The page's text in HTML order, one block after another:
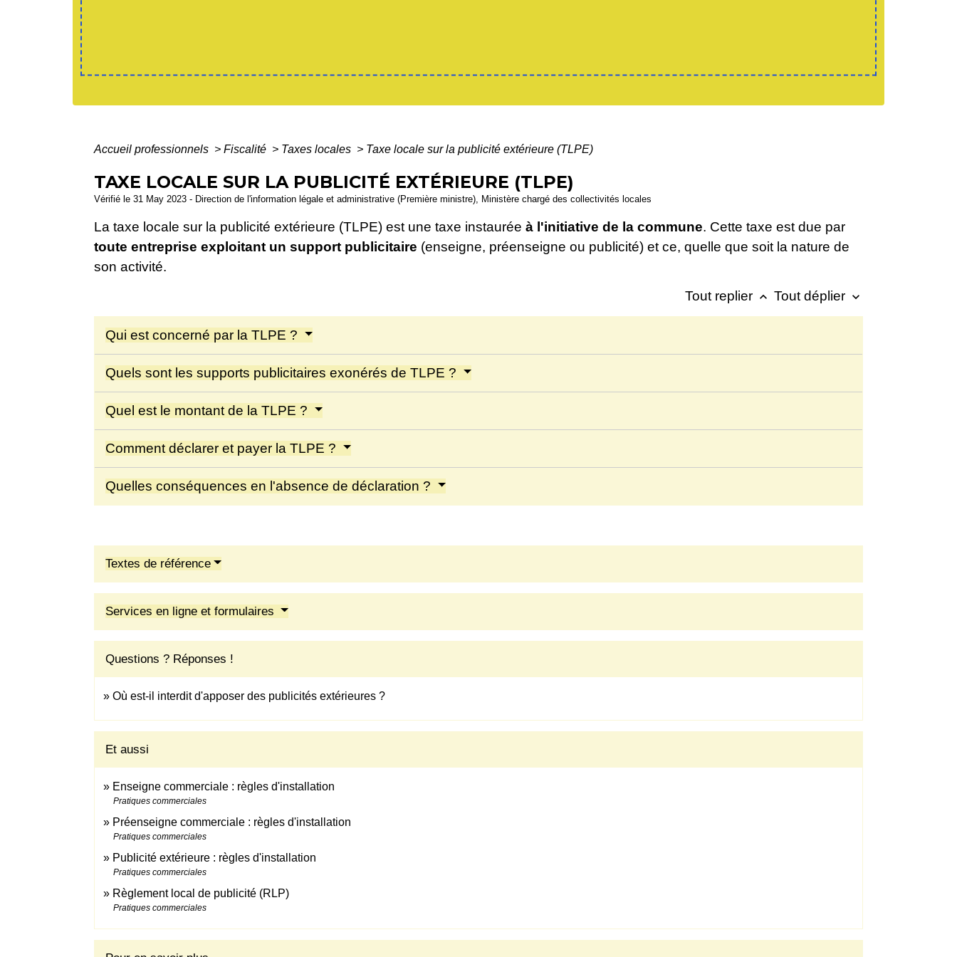
Accueil professionnels > Fiscalité > Taxes locales > Taxe locale sur la publicité extérieure (TLPE)
TAXE LOCALE SUR LA PUBLICITÉ EXTÉRIEURE (TLPE)
Vérifié le 31 May 2023 - Direction de l'information légale et administrative (Première ministre), Ministère chargé des collectivités locales
La taxe locale sur la publicité extérieure (TLPE) est une taxe instaurée à l'initiative de la commune. Cette taxe est due par
toute entreprise exploitant un support publicitaire (enseigne, préenseigne ou publicité) et ce, quelle que soit la nature de
son activité.
Tout replier keyboard_arrow_up Tout déplier keyboard_arrow_down
Qui est concerné par la TLPE ?
Quels sont les supports publicitaires exonérés de TLPE ?
Quel est le montant de la TLPE ?
Comment déclarer et payer la TLPE ?
Quelles conséquences en l'absence de déclaration ?
Textes de référence
Services en ligne et formulaires
Questions ? Réponses !
Où est-il interdit d'apposer des publicités extérieures ?
Et aussi
Enseigne commerciale : règles d'installation
Pratiques commerciales
Préenseigne commerciale : règles d'installation
Pratiques commerciales
Publicité extérieure : règles d'installation
Pratiques commerciales
Règlement local de publicité (RLP)
Pratiques commerciales